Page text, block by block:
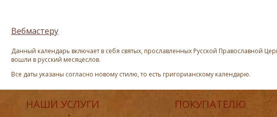
Вебмастеру
Данный календарь включает в себя святых, прославленных Русской Православной
вошли в русский месяцеслов.
Все даты указаны согласно новому стилю, то есть григорианскому календарю.
НАШИ УСЛУГИ ПОКУПАТЕЛЮ